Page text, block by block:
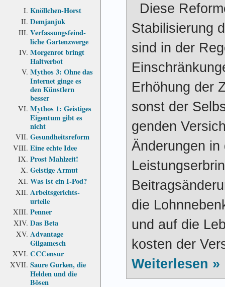
Knöllchen-Horst
Demjanjuk
Verfassungs­feind­
liche Garten­zwerge
Morgenrot bringt
Haltverbot
Mythos 3: Ohne das
Internet ginge es
den Künstlern
besser
Mythos 1: Geistiges
Eigentum gibt es
nicht
Gesundheits­reform
Eine echte Idee
Prost Mahlzeit!
Geistige Armut
Was ist ein I-Pod?
Arbeits­gerichts­
urteile
Penner
Das Beta
Advantage
Gilgamesch
CCCensur
Saure Gurken, die
Helden und die
Bösen
Diese
Stabilisierung
sind in der
Erhöhung der
sonst der
gen­den
Änderungen
die
und auf die
kosten der
Weiterlesen »